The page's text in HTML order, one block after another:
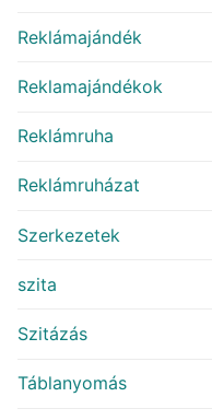
Reklámajándék
Reklamajándékok
Reklámruha
Reklámruházat
Szerkezetek
szita
Szitázás
Táblanyomás